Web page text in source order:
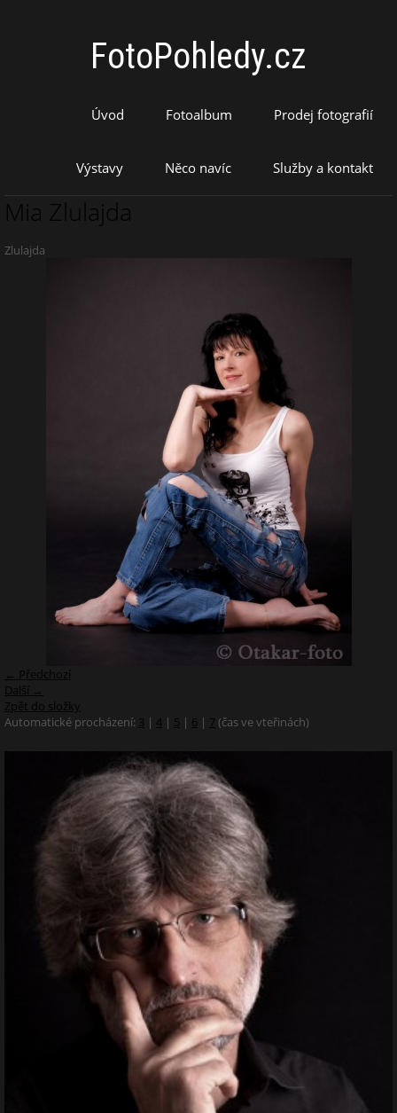
FotoPohledy.cz
Úvod Fotoalbum Prodej fotografií
Výstavy Něco navíc Služby a kontakt
Mia Zlulajda
Zlulajda
← Předchozí
Další →
Zpět do složky
Automatické procházení: 3 | 4 | 5 | 6 | 7 (čas ve vteřinách)